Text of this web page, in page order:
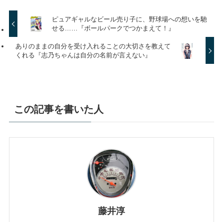
ピュアギャルなビール売り子に、野球場への想いを馳
せる……『ボールパークでつかまえて！』
ありのままの自分を受け入れることの大切さを教えて
くれる『志乃ちゃんは自分の名前が言えない』
この記事を書いた人
藤井淳